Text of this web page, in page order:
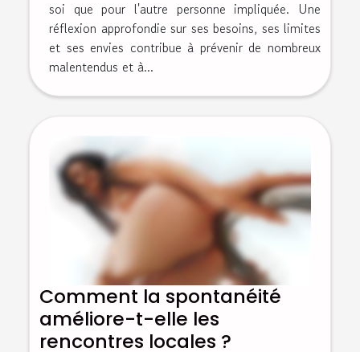
soi que pour l'autre personne impliquée. Une
réflexion approfondie sur ses besoins, ses limites
et ses envies contribue à prévenir de nombreux
malentendus et à...
Comment la spontanéité
améliore-t-elle les
rencontres locales ?